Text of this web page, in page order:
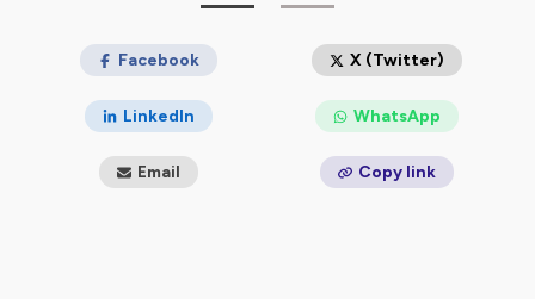
transformer une facette de votre business.
Ce Podcast est fait pour vous :
⛑ Marketeurs, Entrepreneurs et Créateurs
🌱 Tous niveaux
Facebook X (Twitter)
LinkedIn WhatsApp
Email Copy link